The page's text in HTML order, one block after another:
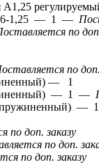
1,25 — 1 —
по
по доп.
— 1
— 1 —
— 1
по доп. заказу
по доп.
по доп. заказу